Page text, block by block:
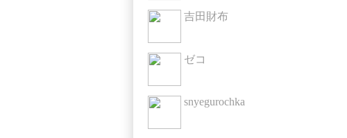
吉田財布
ゼコ
snyegurochka